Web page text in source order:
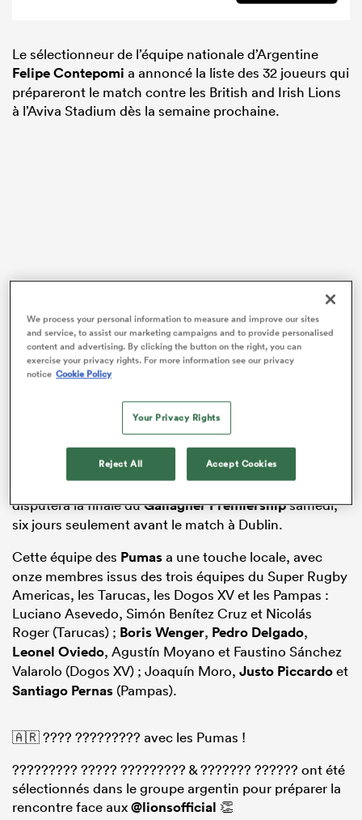
Le sélectionneur de l’équipe nationale d’Argentine
Felipe Contepomi a annoncé la liste des 32 joueurs qui
prépareront le match contre les British and Irish Lions
à l’Aviva Stadium dès la semaine prochaine.
Contepomi, qui était capitaine lors du dernier match
entre les deux équipes en 2005 (25-25), devra se passer
d’une grande partie de son effectif habituel, encore
engagé dans leTop 14
cette saison, mais pourra
compter sur son capitaine Julian Montoya, qui
disputera la finale duGallagher Premiershipsamedi,
six jours seulement avant le match à Dublin.
Cette équipe des Pumasa une touche locale, avec
onze membres issus des trois équipes du Super Rugby
Americas, les Tarucas, les Dogos XV et les Pampas :
Luciano Asevedo, Simón Benítez Cruz et Nicolás
Roger (Tarucas) ; Boris Wenger, Pedro Delgado,
Leonel Oviedo, Agustín Moyano et Faustino Sánchez
Valarolo (Dogos XV) ; Joaquín Moro, Justo Piccardoet
Santiago Pernas (Pampas).
🇦🇷 ???? ????????? avec les Pumas !
????????? ????? ????????? & ??????? ?????? ont été
sélectionnés dans le groupe argentin pour préparer la
rencontre face aux@lionsofficial 👏
We process your personal information to measure and improve our sites
and service, to assist our marketing campaigns and to provide personalised
content and advertising. By clicking the button on the right, you can
exercise your privacy rights. For more information see our privacy
notice Cookie Policy
Your Privacy Rights
Reject All Accept Cookies